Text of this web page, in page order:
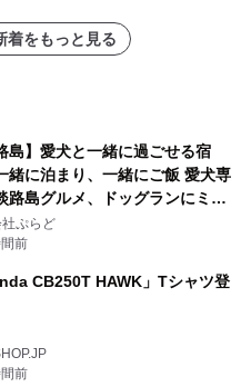
着をもっと見る
島】愛犬と一緒に過ごせる宿
緒に泊まり、一緒にご飯 愛犬専
路島グルメ、ドッグランにミニ
グランピングとトレーラーハウ
設で
ぷらど
前
CB250T HAWK」Tシャツ登
前